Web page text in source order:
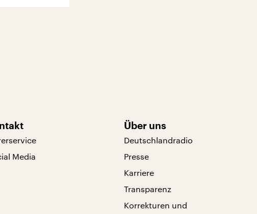
Media
Über uns
Deutschlandradio
Presse
Karriere
Transparenz
Korrekturen und